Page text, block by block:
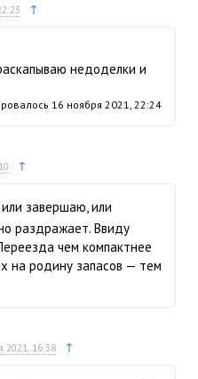
↑
недоделки и
16 ноября 2021, 22:24
↑
завершаю, или
раздражает. Ввиду
чем компактнее
на родину запасов — тем
2021, 16:38 ↑